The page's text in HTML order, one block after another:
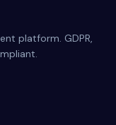
platform. GDPR,